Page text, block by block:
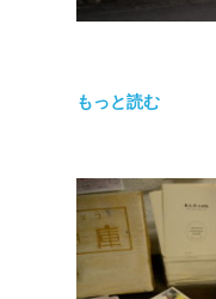
もっと読む